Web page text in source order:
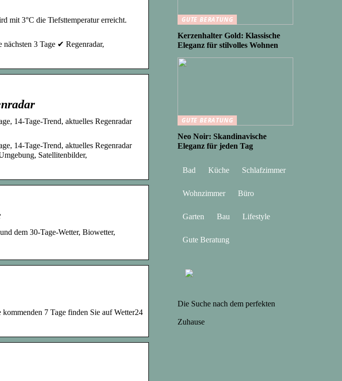
mit 3°C die Tiefsttemperatur erreicht.
3 Tage ✔ Regenradar,
14-Tage-Trend, aktuelles Regenradar
14-Tage-Trend, aktuelles Regenradar
Satellitenbilder,
dem 30-Tage-Wetter, Biowetter,
7 Tage finden Sie auf Wetter24
GUTE BERATUNG
Kerzenhalter Gold: Klassische
Eleganz für stilvolles Wohnen
GUTE BERATUNG
Neo Noir: Skandinavische
Eleganz für jeden Tag
Bad Küche Schlafzimmer
Wohnzimmer Büro
Garten Bau Lifestyle
Gute Beratung
Die Suche nach dem perfekten
Zuhause